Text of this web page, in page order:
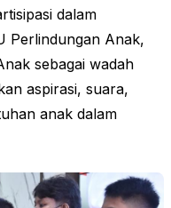
dalam
Perlindungan Anak,
sebagai wadah
aspirasi, suara,
anak dalam